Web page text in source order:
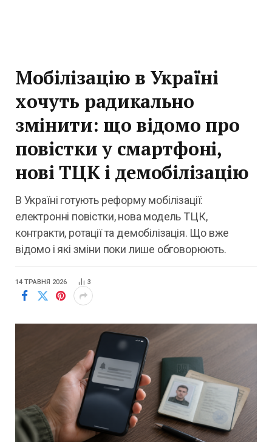
Мобілізацію в Україні
хочуть радикально
змінити: що відомо про
повістки у смартфоні,
нові ТЦК і демобілізацію
В Україні готують реформу мобілізації:
електронні повістки, нова модель ТЦК,
контракти, ротації та демобілізація. Що вже
відомо і які зміни поки лише обговорюють.
14 ТРАВНЯ 2026 3